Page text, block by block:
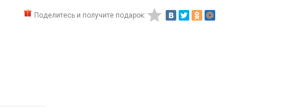
Поделитесь и получите подарок: 